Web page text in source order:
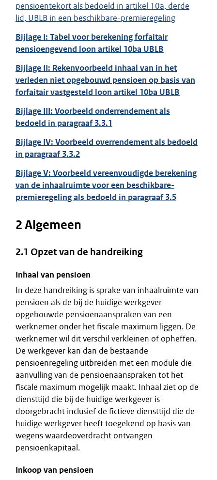
pensioentekort als bedoeld in artikel 10a, derde
lid, UBLB in een beschikbare-premieregeling
Bijlage I: Tabel voor berekening forfaitair
pensioengevend loon artikel 10ba UBLB
Bijlage II: Rekenvoorbeeld inhaal van in het
verleden niet opgebouwd pensioen op basis van
forfaitair vastgesteld loon artikel 10ba UBLB
Bijlage III: Voorbeeld onderrendement als
bedoeld in paragraaf 3.3.1
Bijlage IV: Voorbeeld overrendement als bedoeld
in paragraaf 3.3.2
Bijlage V: Voorbeeld vereenvoudigde berekening
van de inhaalruimte voor een beschikbare-
premieregeling als bedoeld in paragraaf 3.5
2 Algemeen
2.1 Opzet van de handreiking
Inhaal van pensioen
In deze handreiking is sprake van inhaalruimte van
pensioen als de bij de huidige werkgever
opgebouwde pensioenaanspraken van een
werknemer onder het fiscale maximum liggen. De
werknemer wil dit verschil verkleinen of opheffen.
De werkgever kan dan de bestaande
pensioenregeling uitbreiden met een module die
aanvulling van de pensioenaanspraken tot het
fiscale maximum mogelijk maakt. Inhaal ziet op de
diensttijd die bij de huidige werkgever is
doorgebracht inclusief de fictieve diensttijd die de
huidige werkgever heeft toegekend op basis van
wegens waardeoverdracht ontvangen
pensioenkapitaal.
Inkoop van pensioen